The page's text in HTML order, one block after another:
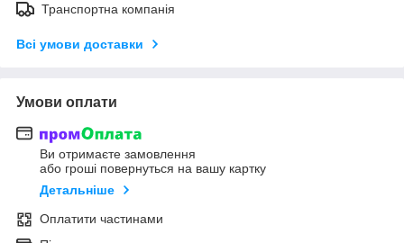
Транспортна компанія
Всі умови доставки
Умови оплати
Ви отримаєте замовлення
або гроші повернуться на вашу картку
Детальніше
Оплатити частинами